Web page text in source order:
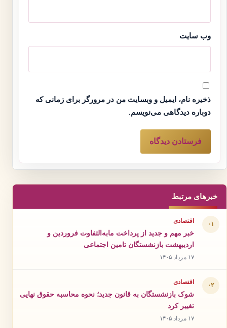
وب‌ سایت
ذخیره نام، ایمیل و وبسایت من در مرورگر برای زمانی که
دوباره دیدگاهی می‌نویسم.
خبرهای مرتبط
۰۱ اقتصادی
خبر مهم و جدید از پرداخت مابه‌التفاوت فروردین و
اردیبهشت بازنشستگان تامین اجتماعی
۱۷ مرداد ۱۴۰۵
۰۲ اقتصادی
شوک بازنشستگان به قانون جدید؛ نحوه محاسبه حقوق نهایی
تغییر کرد
۱۷ مرداد ۱۴۰۵